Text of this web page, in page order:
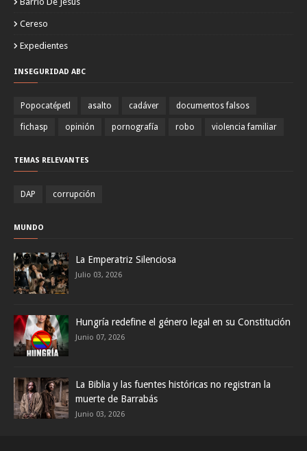
Cereso
Expedientes
INSEGURIDAD ABC
Popocatépetl asalto cadáver documentos falsos
fichasp opinión pornografía robo violencia familiar
TEMAS RELEVANTES
DAP corrupción
MUNDO
La Emperatriz Silenciosa
Julio 03, 2026
Hungría redefine el género legal en su Constitución
Junio 07, 2026
La Biblia y las fuentes históricas no registran la
muerte de Barrabás
Junio 03, 2026